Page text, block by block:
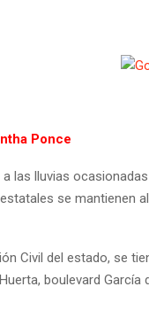
Ponce
a las lluvias
se mantienen
Civil del estado, se
boulevard García